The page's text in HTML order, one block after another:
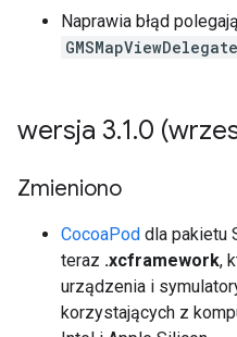
Naprawia błąd
GMSMapViewDelegate
wersja 3.1.0
Zmieniono
CocoaPod dla pakietu
teraz .xcframework,
urządzenia i
korzystających z